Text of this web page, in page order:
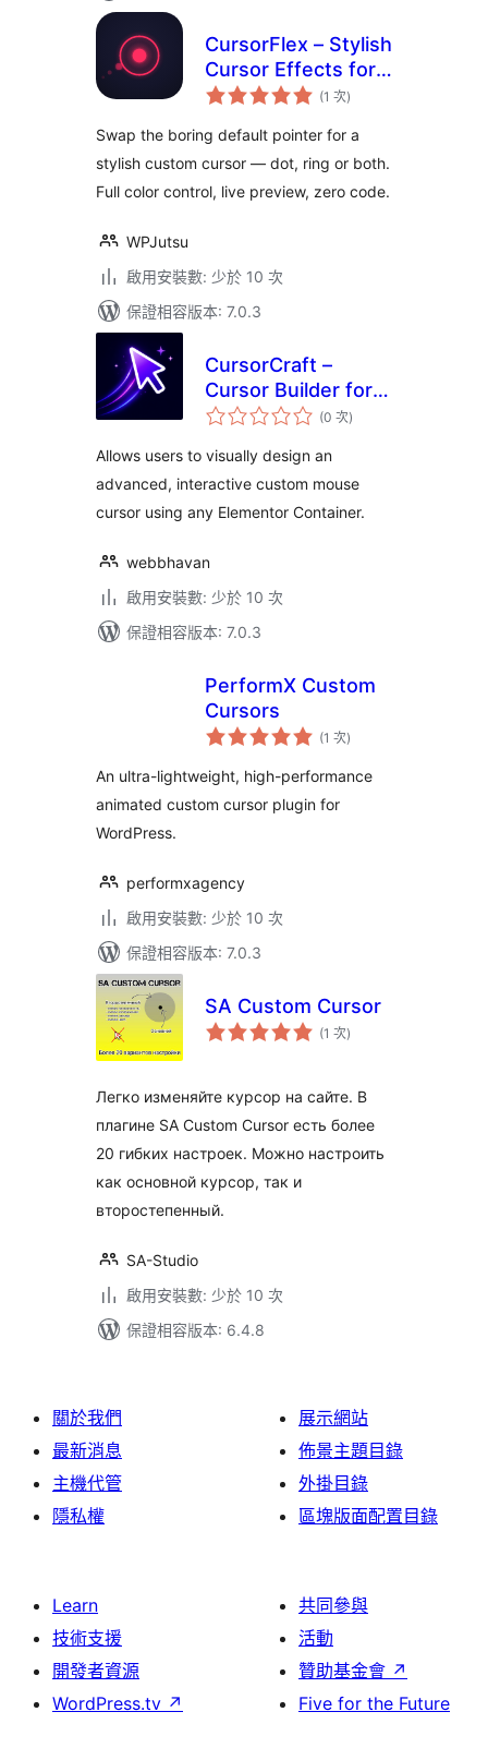
CursorFlex – Stylish
Cursor Effects for
WordPress
(1 次評
分
數
)
Swap the boring default pointer for a
stylish custom cursor — dot, ring or both.
Full color control, live preview, zero code.
WPJutsu
啟用安裝數: 少於 10 次
保證相容版本: 7.0.3
CursorCraft –
Cursor Builder for
Elementor
(0 次評
分)
Allows users to visually design an
advanced, interactive custom mouse
cursor using any Elementor Container.
webbhavan
啟用安裝數: 少於 10 次
保證相容版本: 7.0.3
PerformX Custom
Cursors
(1 次評
分
數
)
An ultra-lightweight, high-performance
animated custom cursor plugin for
WordPress.
performxagency
啟用安裝數: 少於 10 次
保證相容版本: 7.0.3
SA Сustom Cursor
(1 次評
分)
Легко изменяйте курсор на сайте. В
плагине SA Custom Cursor есть более
20 гибких настроек. Можно настроить
как основной курсор, так и
второстепенный.
SA-Studio
啟用安裝數: 少於 10 次
保證相容版本: 6.4.8
關於我們
最新消息
主機代管
隱私權
展示網站
佈景主題目錄
外掛目錄
區塊版面配置目錄
Learn
技術支援
開發者資源
WordPress.tv ↗
共同參與
活動
贊助基金會 ↗
Five for the Future